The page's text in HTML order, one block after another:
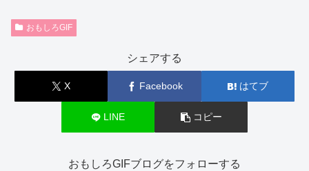
c
e
o
o
tt
er
おもしろGIF
シェアする
X Facebook はてブ
LINE コピー
おもしろGIFブログをフォローする